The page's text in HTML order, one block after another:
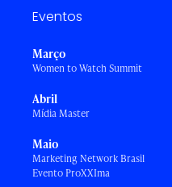
Eventos
Março
Women to Watch Summit
Abril
Mídia Master
Maio
Marketing Network Brasil
Evento ProXXIma